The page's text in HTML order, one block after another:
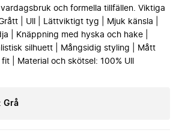
och formella tillfällen. Viktiga
| Ull | Lättviktigt tyg | Mjuk känsla |
| Knäppning med hyska och hake |
silhuett | Mångsidig styling | Mått
| Material och skötsel: 100% Ull
: Grå